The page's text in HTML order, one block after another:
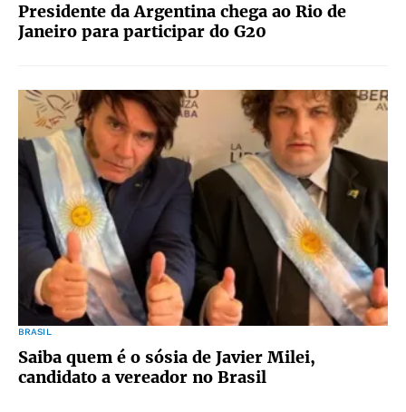
Presidente da Argentina chega ao Rio de
Janeiro para participar do G20
BRASIL
Saiba quem é o sósia de Javier Milei,
candidato a vereador no Brasil